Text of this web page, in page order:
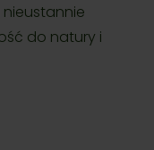
nieustannie
do natury i